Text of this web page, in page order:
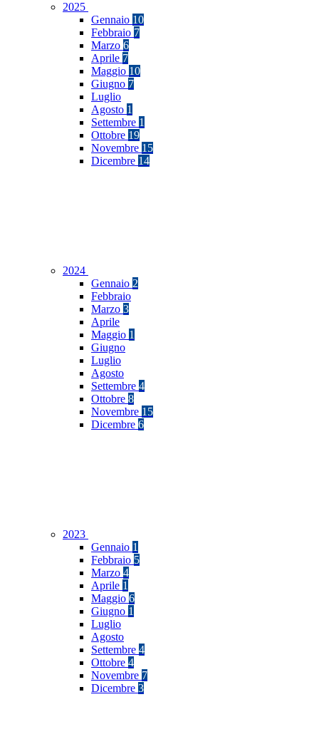
2025
Gennaio 10
Febbraio 7
Marzo 6
Aprile 7
Maggio 10
Giugno 7
Luglio
Agosto 1
Settembre 1
Ottobre 19
Novembre 15
Dicembre 14
2024
Gennaio 2
Febbraio
Marzo 3
Aprile
Maggio 1
Giugno
Luglio
Agosto
Settembre 4
Ottobre 8
Novembre 15
Dicembre 6
2023
Gennaio 1
Febbraio 5
Marzo 4
Aprile 1
Maggio 6
Giugno 1
Luglio
Agosto
Settembre 4
Ottobre 4
Novembre 7
Dicembre 3